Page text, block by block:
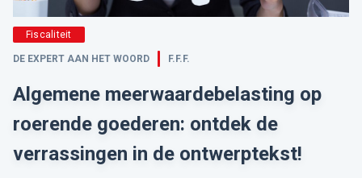
Fiscaliteit
DE EXPERT AAN HET WOORD F.F.F.
Algemene meerwaardebelasting op
roerende goederen: ontdek de
verrassingen in de ontwerptekst!